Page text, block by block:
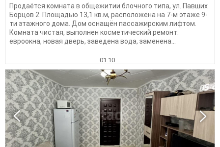
Продаётся комната в общежитии блочного типа, ул. Павших
Борцов 2. Площадью 13,1 кв.м, расположена на 7-м этаже 9-
ти этажного дома. Дом оснащён пассажирским лифтом.
Комната чистая, выполнен косметический ремонт:
евроокна, новая дверь, заведена вода, заменена...
01.10